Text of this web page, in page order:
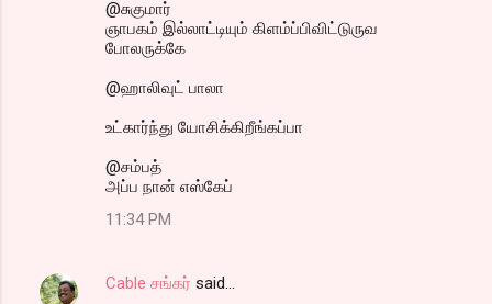
@சுகுமார்
ஞாபகம் இல்லாட்டியும் கிளம்ப்பிவிட்டுருவ
போலருக்கே
@ஹாலிவுட் பாலா
உட்கார்ந்து யோசிக்கிறீங்கப்பா
@சம்பத்
அப்ப நான் எஸ்கேப்
11:34 PM
Cable சங்கர் said…